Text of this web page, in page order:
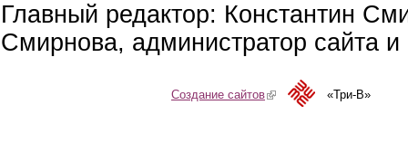
Главный редактор: Константин
Смирнова, администратор сайта
Создание сайтов(link is external)«Три-В»